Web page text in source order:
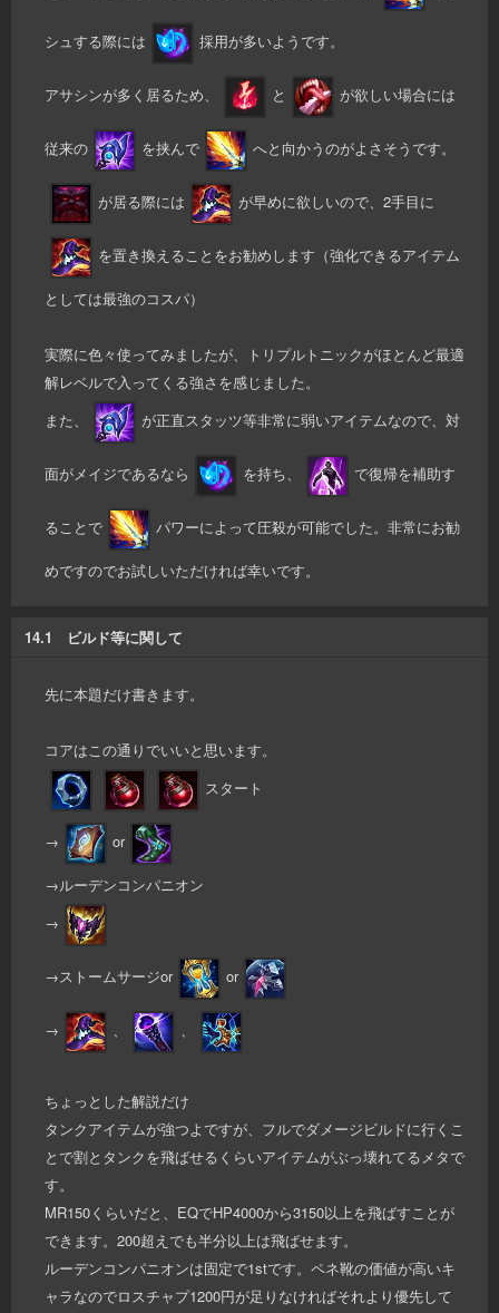
シュする際には 採用が多いようです。
アサシンが多く居るため、 と が欲しい場合には
従来の を挟んで へと向かうのがよさそうです。
が居る際には が早めに欲しいので、2手目に
を置き換えることをお勧めします（強化できるアイテム
としては最強のコスパ）
実際に色々使ってみましたが、トリプルトニックがほとんど最適
解レベルで入ってくる強さを感じました。
また、
が正直スタッツ等非常に弱いアイテムなので、対
面がメイジであるなら を持ち、 で復帰を補助す
ることで パワーによって圧殺が可能でした。非常にお勧
めですのでお試しいただければ幸いです。
14.1 ビルド等に関して
先に本題だけ書きます。
コアはこの通りでいいと思います。
スタート
→ or
→ルーデンコンパニオン
→
→ストームサージor or
→ 、 、
ちょっとした解説だけ
タンクアイテムが強つよですが、フルでダメージビルドに行くこ
とで割とタンクを飛ばせるくらいアイテムがぶっ壊れてるメタで
す。
MR150くらいだと、EQでHP4000から3150以上を飛ばすことが
できます。200超えでも半分以上は飛ばせます。
ルーデンコンパニオンは固定で1stです。ペネ靴の価値が高いキ
ャラなのでロスチャプ1200円が足りなければそれより優先して